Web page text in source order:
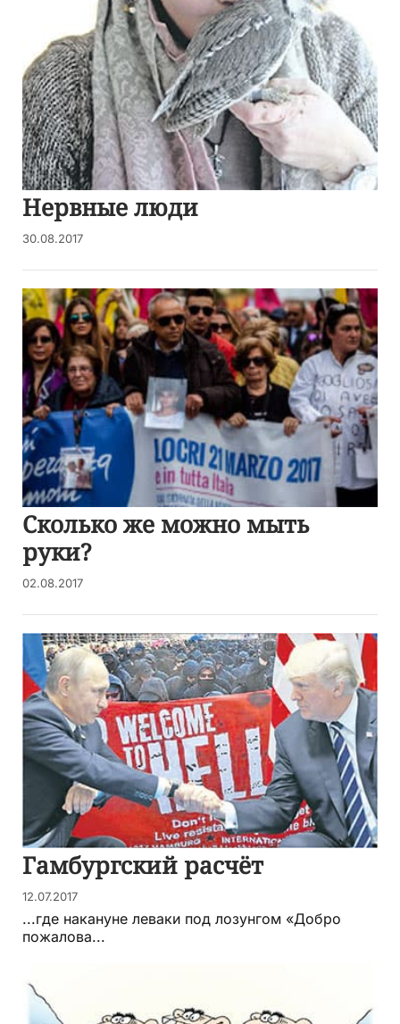
Нервные люди
30.08.2017
Сколько же можно мыть
руки?
02.08.2017
Гамбургский расчёт
12.07.2017
...где накануне леваки под лозунгом «Добро
пожалова...